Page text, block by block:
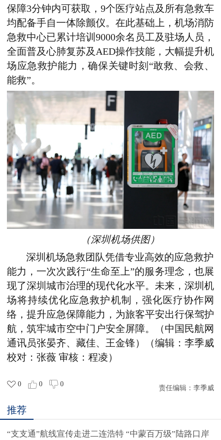
保障3分钟内可获取，9个医疗站点及所有急救车
均配备手自一体除颤仪。在此基础上，机场消防
急救中心已累计培训9000余名员工及驻场人员，
全面普及心肺复苏及AED操作技能，大幅提升机
场应急救护能力，确保关键时刻“敢救、会救、
能救”。
（深圳机场供图）
深圳机场急救团队凭借专业高效的应急救护
能力，一次次践行“生命至上”的服务理念，也展
现了深圳城市治理的现代化水平。未来，深圳机
场将持续优化应急救护机制，强化医疗协作网
络，提升应急保障能力，为旅客平安出行保驾护
航，筑牢城市空中门户安全屏障。
（中国民航网
通讯员张晏齐、 藏佳、王金锋）
（编辑：李季威
校对：张薇 审核：程凌）
0 0 0
责任编辑： 李季威
推荐
“支支通”航线宣传走进二连浩特 “中蒙百万级”陆路口岸